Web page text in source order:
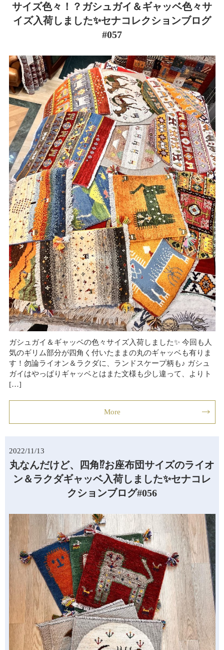
サイズ色々！？ガシュガイ＆ギャッベ色々サ
イズ入荷しました✨セナコレクションブログ
#057
ガシュガイ＆ギャッベの色々サイズ入荷しました✨ 今回も人
気のギリム部分が四角く付いたままの丸のギャッベも有りま
す！勿論ライオン＆ラクダに、ランドスケープ柄も♪ ガシュ
ガイはやっぱりギャッベとはまた文様も少し違って、よりト
[…]
More
2022/11/13
丸なんだけど、四角⁉お座布団サイズのライオ
ン＆ラクダギャッベ入荷しました✨セナコレ
クションブログ#056